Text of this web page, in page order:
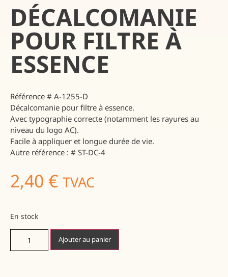
DÉCALCOMANIE
POUR FILTRE À
ESSENCE
Référence # A-1255-D
Décalcomanie pour filtre à essence.
Avec typographie correcte (notamment les rayures au
niveau du logo AC).
Facile à appliquer et longue durée de vie.
Autre référence : # ST-DC-4
2,40 € TVAC
En stock
Ajouter au panier